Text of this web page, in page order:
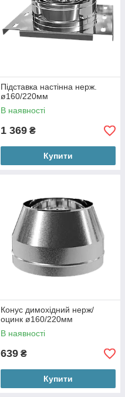
Підставка настінна нерж.
ø160/220мм
В наявності
1 369 ₴
Купити
Конус димохідний нерж/
оцинк ø160/220мм
В наявності
639 ₴
Купити